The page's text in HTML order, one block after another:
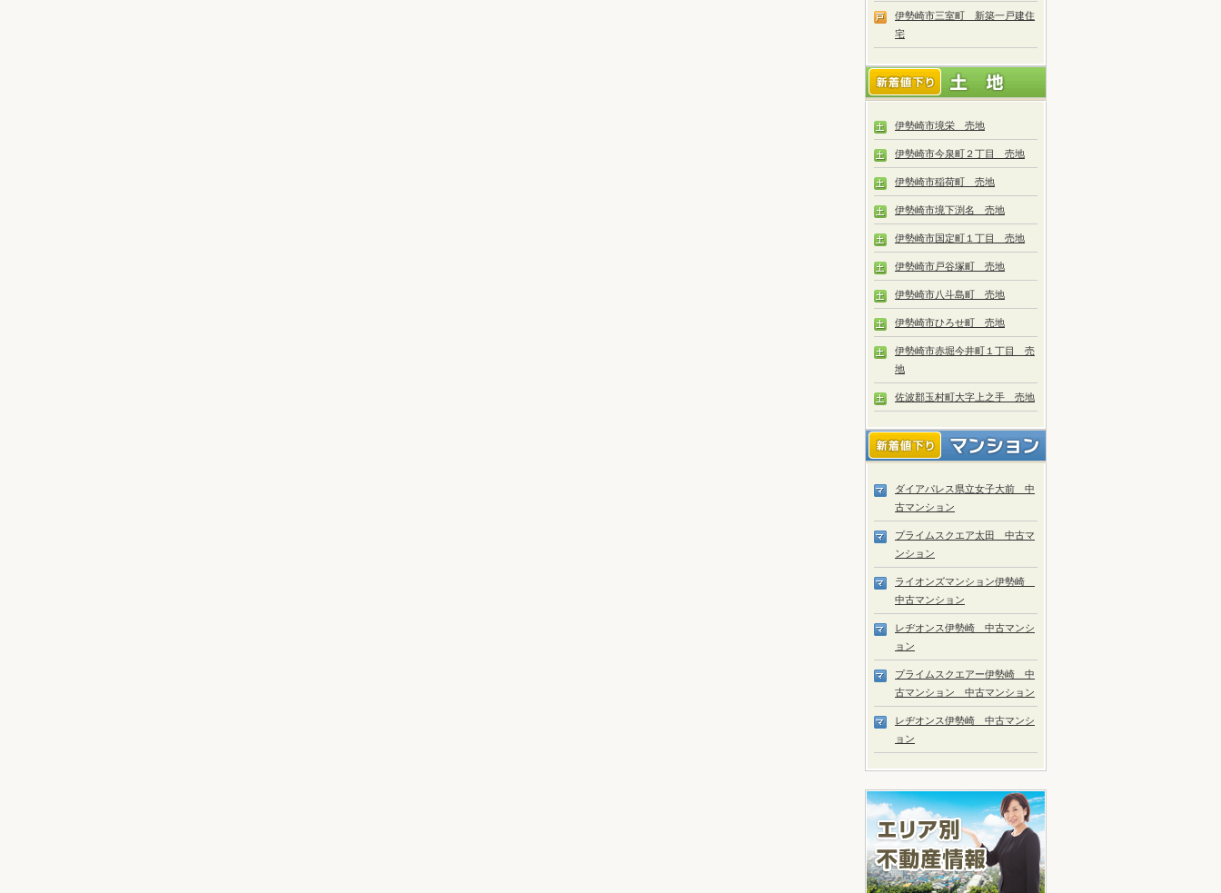
伊勢崎市三室町 新築一戸建住
宅
伊勢崎市境栄 売地
伊勢崎市今泉町２丁目 売地
伊勢崎市稲荷町 売地
伊勢崎市境下渕名 売地
伊勢崎市国定町１丁目 売地
伊勢崎市戸谷塚町 売地
伊勢崎市八斗島町 売地
伊勢崎市ひろせ町 売地
伊勢崎市赤堀今井町１丁目 売
地
佐波郡玉村町大字上之手 売地
ダイアパレス県立女子大前 中
古マンション
プライムスクエア太田 中古マ
ンション
ライオンズマンション伊勢崎
中古マンション
レヂオンス伊勢崎 中古マンシ
ョン
プライムスクエアー伊勢崎 中
古マンション 中古マンション
レヂオンス伊勢崎 中古マンシ
ョン